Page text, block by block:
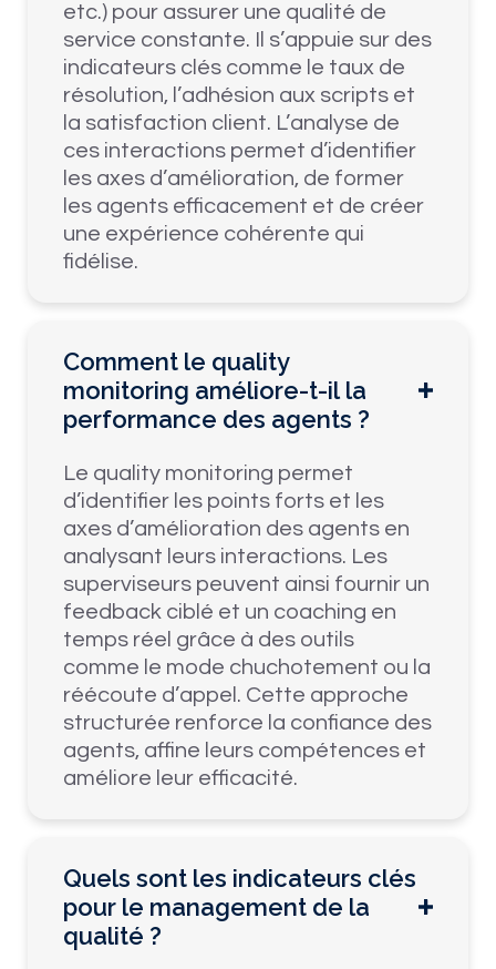
etc.) pour assurer une qualité de
service constante. Il s’appuie sur des
indicateurs clés comme le taux de
résolution, l’adhésion aux scripts et
la satisfaction client. L’analyse de
ces interactions permet d’identifier
les axes d’amélioration, de former
les agents efficacement et de créer
une expérience cohérente qui
fidélise.
Comment le quality
monitoring améliore-t-il la
performance des agents ?
Le quality monitoring permet
d’identifier les points forts et les
axes d’amélioration des agents en
analysant leurs interactions. Les
superviseurs peuvent ainsi fournir un
feedback ciblé et un coaching en
temps réel grâce à des outils
comme le mode chuchotement ou la
réécoute d’appel. Cette approche
structurée renforce la confiance des
agents, affine leurs compétences et
améliore leur efficacité.
Quels sont les indicateurs clés
pour le management de la
qualité ?